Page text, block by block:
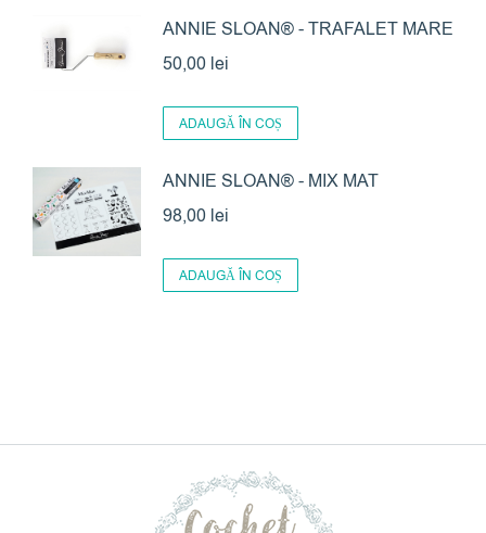
ANNIE SLOAN® - TRAFALET MARE
50,00 lei
ADAUGĂ ÎN COȘ
ANNIE SLOAN® - MIX MAT
98,00 lei
ADAUGĂ ÎN COȘ